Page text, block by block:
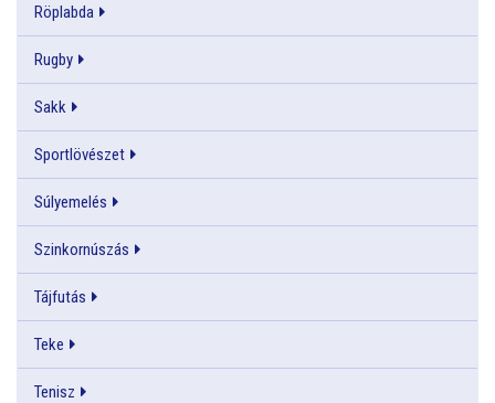
Röplabda
Rugby
Sakk
Sportlövészet
Súlyemelés
Szinkornúszás
Tájfutás
Teke
Tenisz